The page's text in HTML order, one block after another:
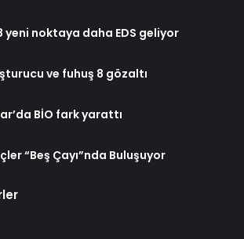
yeni noktaya daha EDS geliyor
ve fuhuş 8 gözaltı
BİO fark yarattı
“Beş Çayı”nda Buluşuyor